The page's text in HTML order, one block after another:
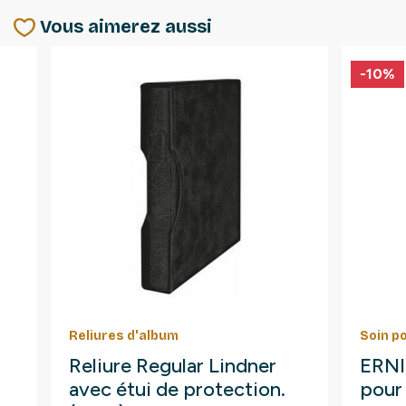
Vous aimerez aussi
Reliures d'album
Reliure Regular Lindner
avec étui de protection.
Soin
-10%